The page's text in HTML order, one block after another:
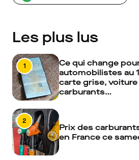
Les plus lus
1
Ce qui change
automobilistes au
carte grise,
carburants…
2
Prix des
en France ce